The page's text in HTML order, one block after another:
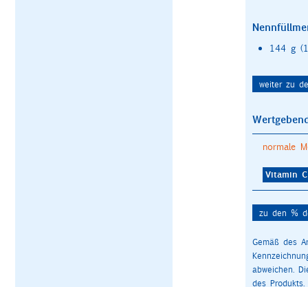
144 g
weiter zu
normale
Vitamin C
zu den %
Gemäß des
abweichen.
des Produkts.